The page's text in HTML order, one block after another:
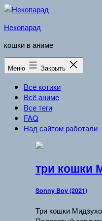
Перейти
содержимому
Некопарад
кошки в аниме
Меню Закрыть
Все котики
Всё аниме
Все теги
FAQ
Над сайтом работали
три кошки
Sonny Boy (2021)
Три кошки